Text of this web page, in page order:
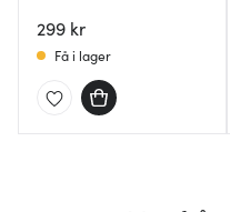
299 kr
Få i lager